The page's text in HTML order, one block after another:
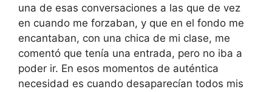
una de esas conversaciones a las que de vez
en cuando me forzaban, y que en el fondo me
encantaban, con una chica de mi clase, me
comentó que tenía una entrada, pero no iba a
poder ir. En esos momentos de auténtica
necesidad es cuando desaparecían todos mis